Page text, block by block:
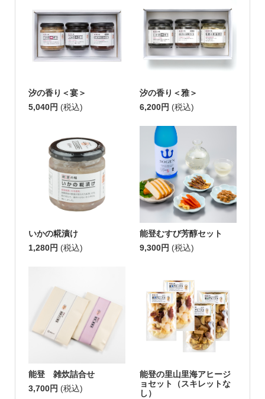
汐の香り＜宴＞
5,040円 (税込)
汐の香り＜雅＞
6,200円 (税込)
いかの糀漬け
1,280円 (税込)
能登むすび芳醇セット
9,300円 (税込)
能登 雑炊詰合せ
3,700円 (税込)
能登の里山里海アヒージ
ョセット（スキレットな
し）